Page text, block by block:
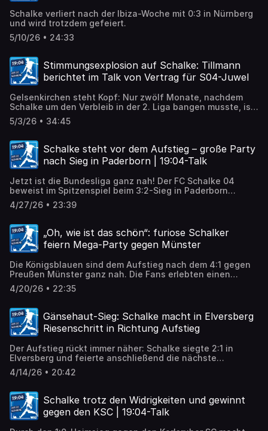
Schalke verliert nach der Ibiza-Woche mit 0:3 in Nürnberg
und wird trotzdem gefeiert.
5/10/26 • 24:33
Stimmungsexplosion auf Schalke: Tillmann
berichtet im Talk von Vertrag für S04-Juwel
Gelsenkirchen steht Kopf: Nur zwölf Monate, nachdem
Schalke um den Verbleib in der 2. Liga bangen musste, ist
die Rückkehr perfekt – der FC Schalke 04 ist aufgestiegen
und wieder erstklassig.
5/3/26 • 34:45
Schalke steht vor dem Aufstieg – große Party
nach Sieg in Paderborn | 19:04-Talk
Jetzt ist die Bundesliga ganz nah! Der FC Schalke 04
beweist im Spitzenspiel beim 3:2-Sieg in Paderborn
Nerven und sichert sich somit den ersten
Aufstiegsmatchball.
4/27/26 • 23:39
„Oh, wie ist das schön“: furiose Schalker
feiern Mega-Party gegen Münster
Die Königsblauen sind dem Aufstieg nach dem 4:1 gegen
Preußen Münster ganz nah. Die Fans erlebten einen
besonderen Nachmittag. Vor welchen Herausforderungen
Schalke jetzt steht und welche Spieler besonders
Heselmann, Andreas Ernst und Sinan Sat in einer neuer
Folge „Inside Schalke“.
4/20/26 • 22:35
Gänsehaut-Sieg: Schalke macht in Elversberg
Riesenschritt in Richtung Aufstieg
Der Aufstieg rückt immer näher: Schalke siegte 2:1 in
Elversberg und feierte anschließend die nächste
denkwürdige Party.
4/14/26 • 20:42
Schalke trotz den Widrigkeiten und gewinnt
gegen den KSC | 19:04-Talk